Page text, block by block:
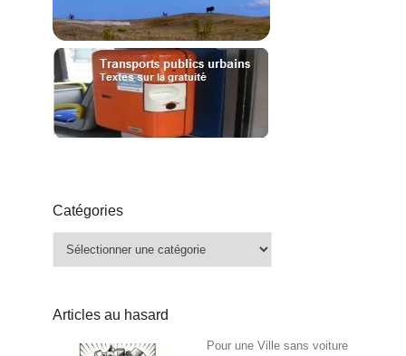
Catégories
Articles au hasard
Pour une Ville sans voiture